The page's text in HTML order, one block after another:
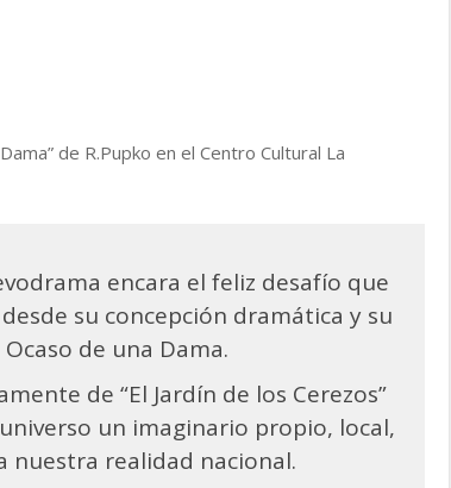
de R.Pupko en el Centro Cultural La
encara el feliz desafío que
su concepción dramática y su
de una Dama.
de “El Jardín de los Cerezos”
un imaginario propio, local,
nuestra realidad nacional.